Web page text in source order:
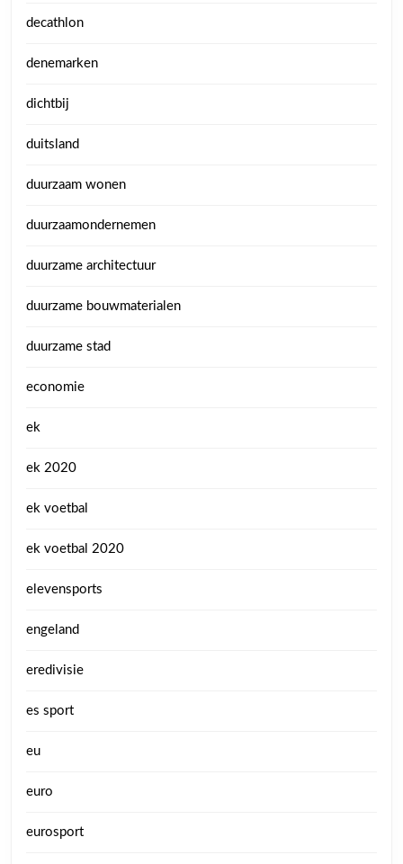
decathlon
denemarken
dichtbij
duitsland
duurzaam wonen
duurzaamondernemen
duurzame architectuur
duurzame bouwmaterialen
duurzame stad
economie
ek
ek 2020
ek voetbal
ek voetbal 2020
elevensports
engeland
eredivisie
es sport
eu
euro
eurosport